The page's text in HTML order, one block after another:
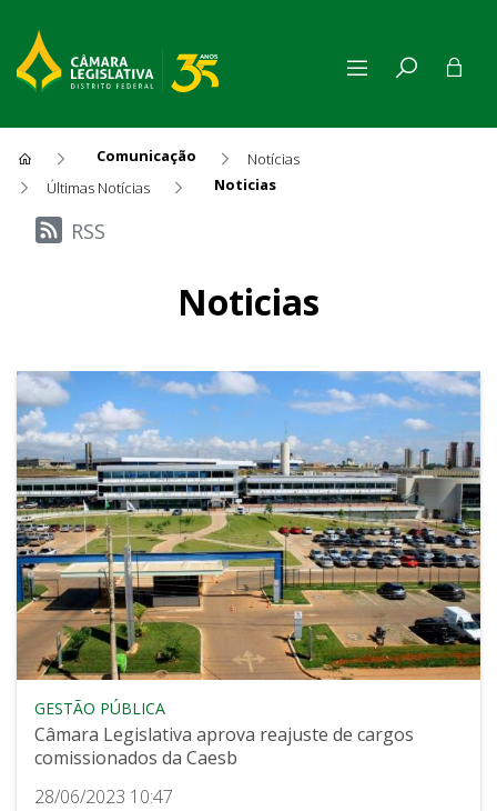
Comunicação
Notícias
Últimas Notícias
Noticias
Últimas Notícias
RSS
Noticias
GESTÃO PÚBLICA
Câmara Legislativa aprova reajuste de cargos
comissionados da Caesb
28/06/2023 10:47